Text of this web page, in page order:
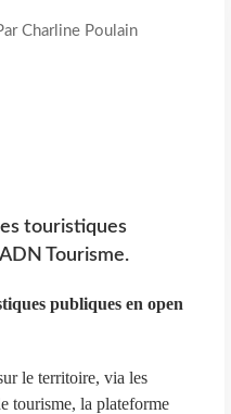
Charline Poulain
touristiques
Tourisme.
publiques en open
le territoire, via les
tourisme, la plateforme